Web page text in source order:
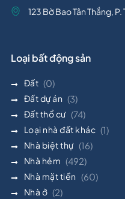
123 Bờ Bao Tân Thắng, P.
Loại bất động sản
Đất (0)
Đất dự án (3)
Đất thổ cư (74)
Loại nhà đất khác (1)
Nhà biệt thự (16)
Nhà hẻm (492)
Nhà mặt tiền (60)
Nhà ở (2)